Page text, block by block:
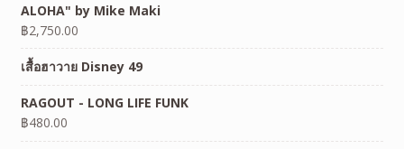
ALOHA" by Mike Maki
฿2,750.00
เสื้อฮาวาย Disney 49
RAGOUT - LONG LIFE FUNK
฿480.00